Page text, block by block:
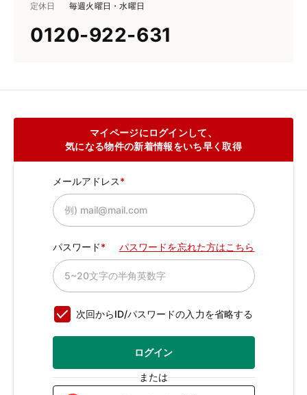
定休日
毎週火曜日・水曜日
0120-922-631
マイページにログインして、
気になる物件の新着情報をいち早く取得
メールアドレス
パスワード パスワードを忘れた方はこちら
次回からID/パスワードの入力を省略する
ログイン
または